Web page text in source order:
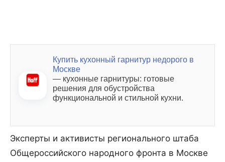
Купить кухонный гарнитур недорого в
Москве
— кухонные гарнитуры: готовые
решения для обустройства
функциональной и стильной кухни.
Эксперты и активисты регионального штаба
Общероссийского народного фронта в Москве